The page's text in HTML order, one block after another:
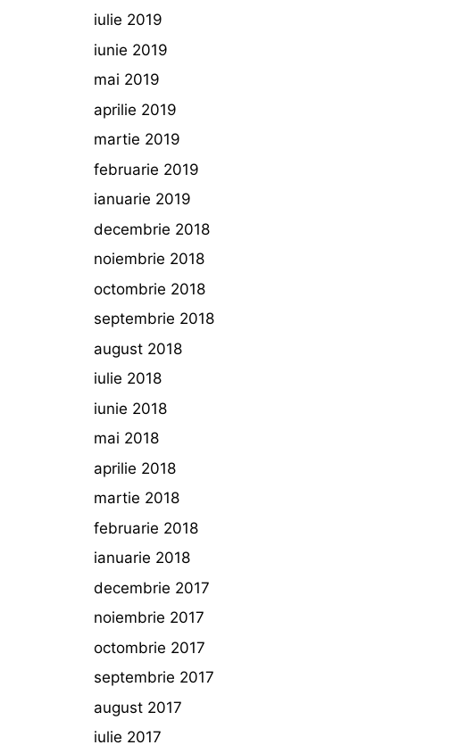
iulie 2019
iunie 2019
mai 2019
aprilie 2019
martie 2019
februarie 2019
ianuarie 2019
decembrie 2018
noiembrie 2018
octombrie 2018
septembrie 2018
august 2018
iulie 2018
iunie 2018
mai 2018
aprilie 2018
martie 2018
februarie 2018
ianuarie 2018
decembrie 2017
noiembrie 2017
octombrie 2017
septembrie 2017
august 2017
iulie 2017